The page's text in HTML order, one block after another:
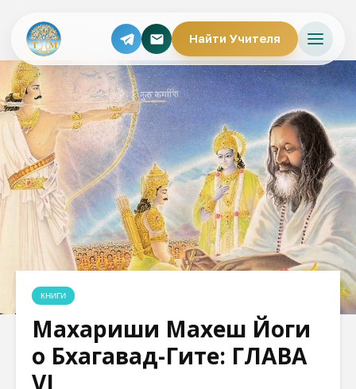
Найти Учителя
КНИГИ
Махариши Махеш Йоги
о Бхагавад-Гите: ГЛАВА
VI